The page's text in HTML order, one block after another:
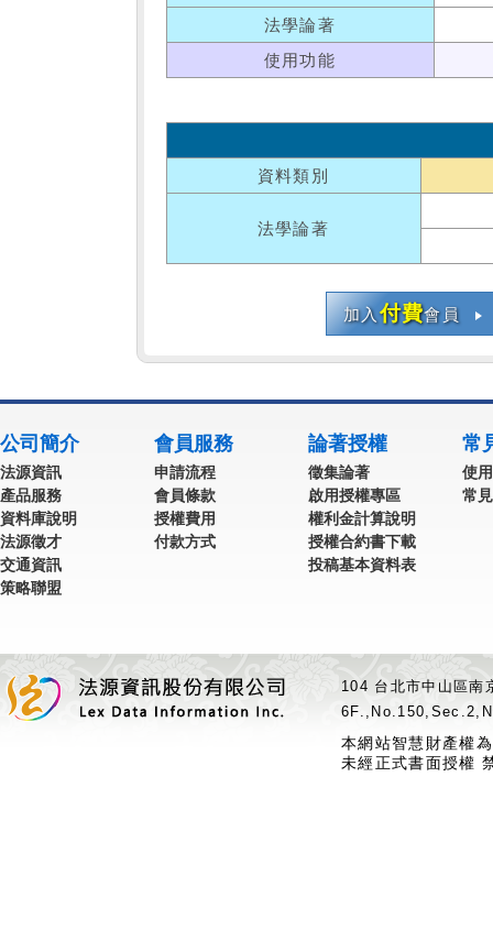
法學論著
使用功能
資料類別
法學論著
加入付費會員
公司簡介
法源資訊
產品服務
資料庫說明
法源徵才
交通資訊
策略聯盟
會員服務
申請流程
會員條款
授權費用
付款方式
論著授權
徵集論著
啟用授權專區
權利金計算說明
授權合約書下載
投稿基本資料表
常
使
常
104 台北市中山區
本網站智慧財產權
未經正式書面授權